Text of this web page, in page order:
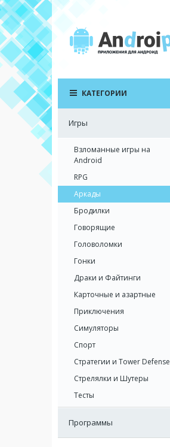
КАТЕГОРИИ
Игры
Взломанные игры на
Android
RPG
Аркады
Бродилки
Говорящие
Головоломки
Гонки
Драки и Файтинги
Карточные и азартные
Приключения
Симуляторы
Спорт
Стратегии и Tower Defense
Стрелялки и Шутеры
Тесты
Программы